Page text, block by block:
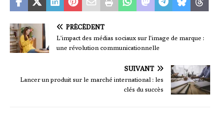
PRÉCÉDENT
L’impact des médias sociaux sur l’image de marque :
une révolution communicationnelle
SUIVANT
Lancer un produit sur le marché international : les
clés du succès